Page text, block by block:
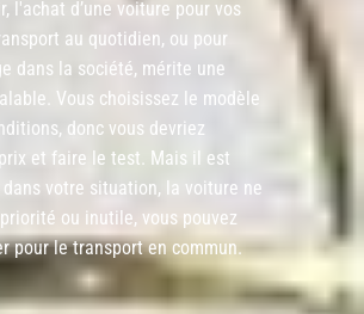
l'achat d’une voiture pour vos
au quotidien, ou pour
dans la société, mérite une
Vous choisissez le modèle
donc vous devriez
et faire le test. Mais il est
votre situation, la voiture ne
ou inutile, vous pouvez
pour le transport en commun.